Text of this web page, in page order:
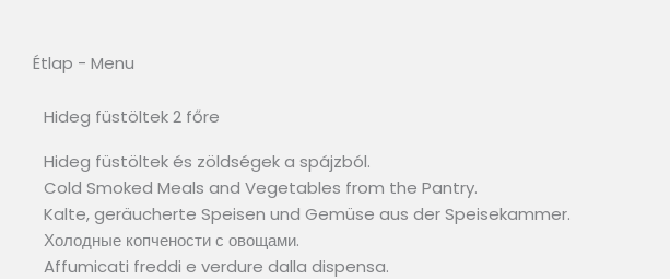
Étlap - Menu
Hideg füstöltek 2 főre
Hideg füstöltek és zöldségek a spájzból.
Cold Smoked Meals and Vegetables from the Pantry.
Kalte, geräucherte Speisen und Gemüse aus der Speisekammer.
Холодные копчености с овощами.
Affumicati freddi e verdure dalla dispensa.